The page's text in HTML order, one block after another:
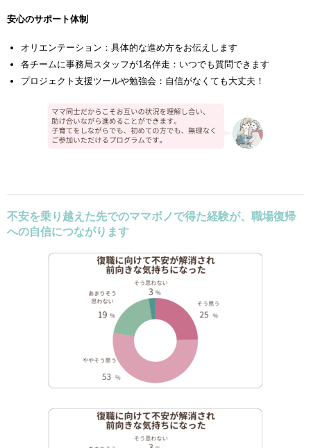
安心のサポート体制
オリエンテーション：具体的な進め方をお伝えします
各チームに事務局スタッフが1名伴走：いつでも質問できます
プロジェクト支援ツールや勉強会：自信がなくても大丈夫！
不安を乗り越えた先でのママボノで得た経験が、職場復帰
への自信につながります